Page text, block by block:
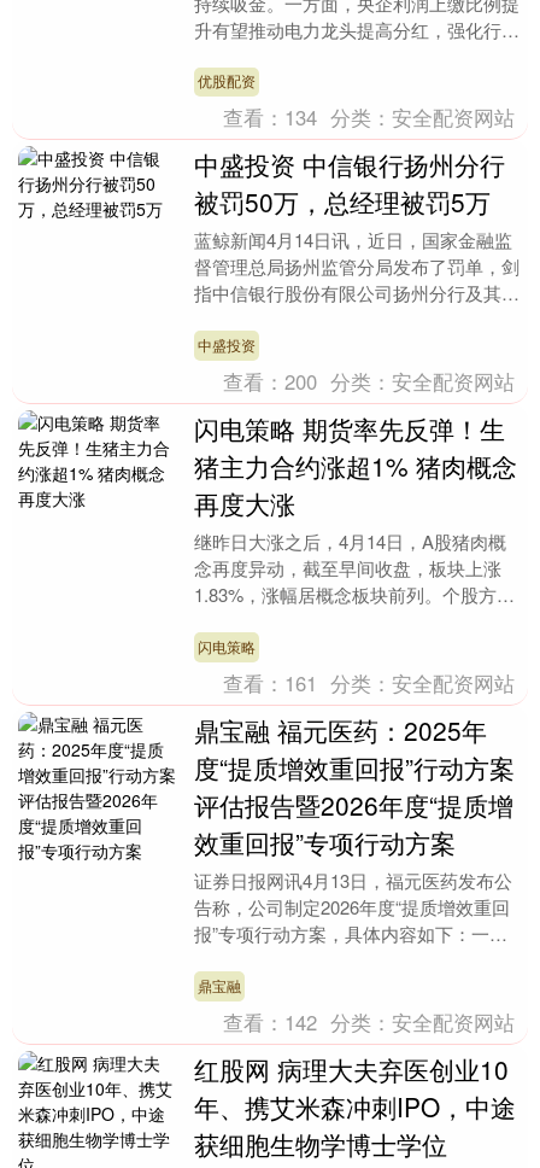
升有望推动电力龙头提高分红，强化行业
高景气，海外需....
优股配资
查看： 134 分类：安全配资网站
中盛投资 中信银行扬州分行
被罚50万，总经理被罚5万
蓝鲸新闻4月14日讯，近日，国家金融监
督管理总局扬州监管分局发布了罚单，剑
指中信银行股份有限公司扬州分行及其相
限公司扬州分行....
中盛投资
查看：200 分类：安全配资网站
闪电策略 期货率先反弹！生
猪主力合约涨超1% 猪肉概念
再度大涨
继昨日大涨之后，4月14日，A股猪肉概
念再度异动，截至早间收盘，板块上涨
1.83%，涨幅居概念板块前列。个股方
涨超6%，大禹....
闪电策略
查看： 161 分类：安全配资网站
鼎宝融 福元医药：2025年
度“提质增效重回报”行动方案
评估报告暨2026年度“提质增
效重回报”专项行动方案
证券日报网讯4月13日，福元医药发布公
告称，公司制定2026年度“提质增效重回
报”专项行动方案，具体内容如下：一、
极实施回购....
鼎宝融
查看： 142 分类：安全配资网站
红股网 病理大夫弃医创业10
年、携艾米森冲刺IPO，中途
获细胞生物学博士学位